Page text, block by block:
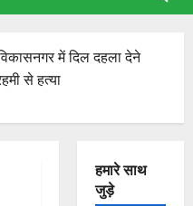
में दिल दहला देने
से हत्या
हमारे साथ
जुड़े